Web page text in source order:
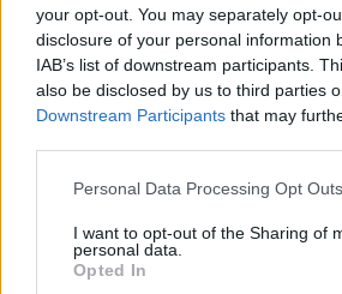
your opt-out. You may separately opt-
disclosure of your personal information
IAB’s list of downstream participants.
also be disclosed by us to third parties
Downstream Participants that may
Please note that this website/app uses
not limited to your visit or usage
grant or deny consent to Google and its
use your data for below specified
Personal Data Processing Opt Outs
I want to opt-out of the Sharing of
personal data.
Opted In
valutazioni verranno rivalutate
risultati commerciali e
FLASH – Nelle ultime ore la
di valutazione per sviluppi futuri.
I protagonisti dello sviluppo,